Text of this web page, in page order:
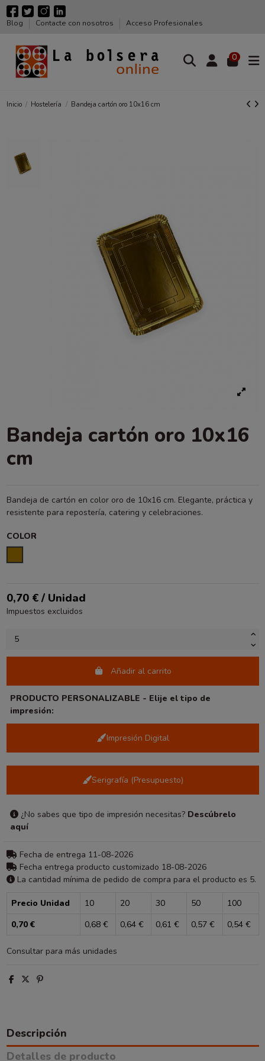
Blog Contacte con nosotros Acceso Profesionales
0
Inicio Hostelería Bandeja cartón oro 10x16 cm
Bandeja cartón oro 10x16
cm
Bandeja de cartón en color oro de 10x16 cm. Elegante, práctica y
resistente para repostería, catering y celebraciones.
COLOR
0,70 € / Unidad
Impuestos excluidos
Añadir al carrito
PRODUCTO PERSONALIZABLE - Elije el tipo de
impresión:
Impresión Digital
Serigrafía (Presupuesto)
¿No sabes que tipo de impresión necesitas?Descúbrelo
aquí
Fecha de entrega 11-08-2026
Fecha entrega producto customizado 18-08-2026
La cantidad mínima de pedido de compra para el producto es 5.
Precio Unidad 10 20 30 50
100
0,70 €
0,68 € 0,64 € 0,61 € 0,57 € 0,54 €
Consultar para más unidades
Descripción
Detalles de producto